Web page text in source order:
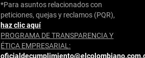
*Para asuntos relacionados con
peticiones, quejas y reclamos (PQR),
haz clic aquí
PROGRAMA DE TRANSPARENCIA Y
ÉTICA EMPRESARIAL: